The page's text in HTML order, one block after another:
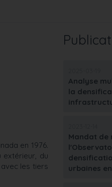
en 1976.
du
les tiers
Analyse
la
Mandat de
urbaines